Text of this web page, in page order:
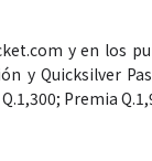
y en los
y Quicksilver
Premia